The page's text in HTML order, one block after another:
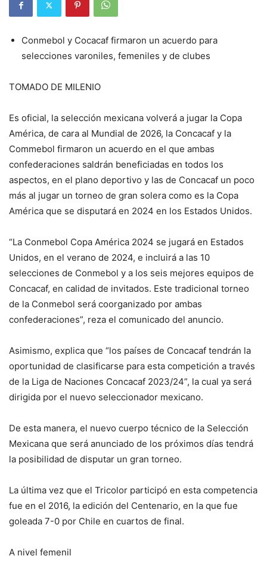
Conmebol y Cocacaf firmaron un acuerdo para
selecciones varoniles, femeniles y de clubes
TOMADO DE MILENIO
Es oficial, la selección mexicana volverá a jugar la Copa
América, de cara al Mundial de 2026, la Concacaf y la
Commebol firmaron un acuerdo en el que ambas
confederaciones saldrán beneficiadas en todos los
aspectos, en el plano deportivo y las de Concacaf un poco
más al jugar un torneo de gran solera como es la Copa
América que se disputará en 2024 en los Estados Unidos.
“La Conmebol Copa América 2024 se jugará en Estados
Unidos, en el verano de 2024, e incluirá a las 10
selecciones de Conmebol y a los seis mejores equipos de
Concacaf, en calidad de invitados. Este tradicional torneo
de la Conmebol será coorganizado por ambas
confederaciones”, reza el comunicado del anuncio.
Asimismo, explica que “los países de Concacaf tendrán la
oportunidad de clasificarse para esta competición a través
de la Liga de Naciones Concacaf 2023/24”, la cual ya será
dirigida por el nuevo seleccionador mexicano.
De esta manera, el nuevo cuerpo técnico de la Selección
Mexicana que será anunciado de los próximos días tendrá
la posibilidad de disputar un gran torneo.
La última vez que el Tricolor participó en esta competencia
fue en el 2016, la edición del Centenario, en la que fue
goleada 7-0 por Chile en cuartos de final.
A nivel femenil